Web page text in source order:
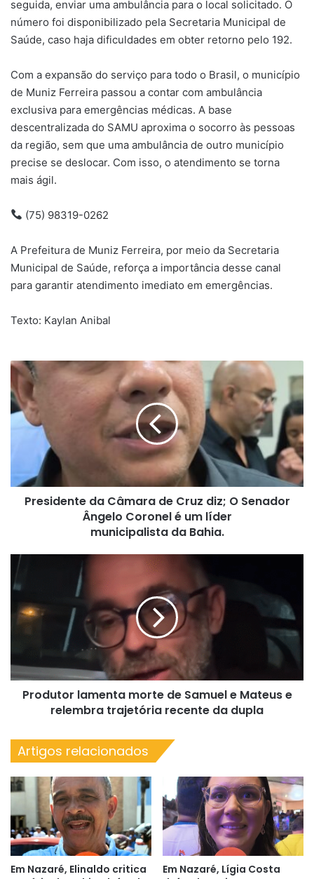
seguida, enviar uma ambulância para o local solicitado. O
número foi disponibilizado pela Secretaria Municipal de
Saúde, caso haja dificuldades em obter retorno pelo 192.
Com a expansão do serviço para todo o Brasil, o município
de Muniz Ferreira passou a contar com ambulância
exclusiva para emergências médicas. A base
descentralizada do SAMU aproxima o socorro às pessoas
da região, sem que uma ambulância de outro município
precise se deslocar. Com isso, o atendimento se torna
mais ágil.
(75) 98319-0262
A Prefeitura de Muniz Ferreira, por meio da Secretaria
Municipal de Saúde, reforça a importância desse canal
para garantir atendimento imediato em emergências.
Texto: Kaylan Anibal
Presidente
da
Câmara
de
Cruz
Senador
Ângelo
Coronel
municipalista da Bahia.
Presidente da Câmara de Cruz diz; O Senador
Ângelo Coronel é um líder
municipalista da Bahia.
Produtor
morte
de
Samuel
e
relembra
trajetória
dupla
Produtor lamenta morte de Samuel e Mateus e
relembra trajetória recente da dupla
Artigos relacionados
Em Nazaré, Elinaldo critica
Em Nazaré, Lígia Costa